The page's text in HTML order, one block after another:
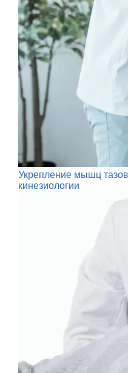
Укрепление мышц
кинезиологии